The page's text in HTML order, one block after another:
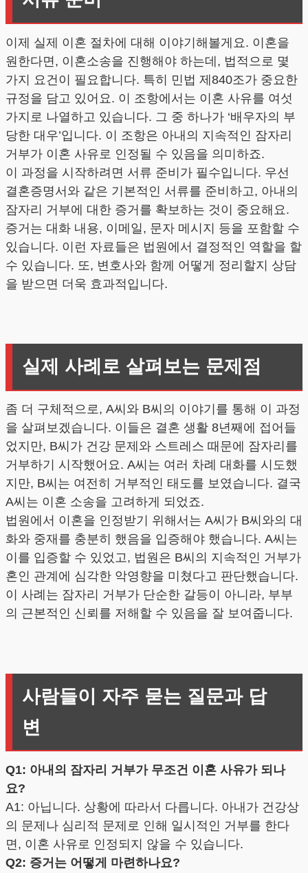
이제 실제 이혼 절차에 대해 이야기해볼게요. 이혼을
원한다면, 이혼소송을 진행해야 하는데, 법적으로 몇
가지 요건이 필요합니다. 특히 민법 제840조가 중요한
규정을 담고 있어요. 이 조항에서는 이혼 사유를 여섯
가지로 나열하고 있습니다. 그 중 하나가 ‘배우자의 부
당한 대우’입니다. 이 조항은 아내의 지속적인 잠자리
거부가 이혼 사유로 인정될 수 있음을 의미하죠.
이 과정을 시작하려면 서류 준비가 필수입니다. 우선
결혼증명서와 같은 기본적인 서류를 준비하고, 아내의
잠자리 거부에 대한 증거를 확보하는 것이 중요해요.
증거는 대화 내용, 이메일, 문자 메시지 등을 포함할 수
있습니다. 이런 자료들은 법원에서 결정적인 역할을 할
수 있습니다. 또, 변호사와 함께 어떻게 정리할지 상담
을 받으면 더욱 효과적입니다.
실제 사례로 살펴보는 문제점
좀 더 구체적으로, A씨와 B씨의 이야기를 통해 이 과정
을 살펴보겠습니다. 이들은 결혼 생활 8년째에 접어들
었지만, B씨가 건강 문제와 스트레스 때문에 잠자리를
거부하기 시작했어요. A씨는 여러 차례 대화를 시도했
지만, B씨는 여전히 거부적인 태도를 보였습니다. 결국
A씨는 이혼 소송을 고려하게 되었죠.
법원에서 이혼을 인정받기 위해서는 A씨가 B씨와의 대
화와 중재를 충분히 했음을 입증해야 했습니다. A씨는
이를 입증할 수 있었고, 법원은 B씨의 지속적인 거부가
혼인 관계에 심각한 악영향을 미쳤다고 판단했습니다.
이 사례는 잠자리 거부가 단순한 갈등이 아니라, 부부
의 근본적인 신뢰를 저해할 수 있음을 잘 보여줍니다.
사람들이 자주 묻는 질문과 답
변
Q1: 아내의 잠자리 거부가 무조건 이혼 사유가 되나
요?
A1: 아닙니다. 상황에 따라서 다릅니다. 아내가 건강상
의 문제나 심리적 문제로 인해 일시적인 거부를 한다
면, 이혼 사유로 인정되지 않을 수 있습니다.
Q2: 증거는 어떻게 마련하나요?